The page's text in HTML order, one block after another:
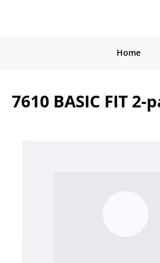
Home
7610 BASIC FIT 2-